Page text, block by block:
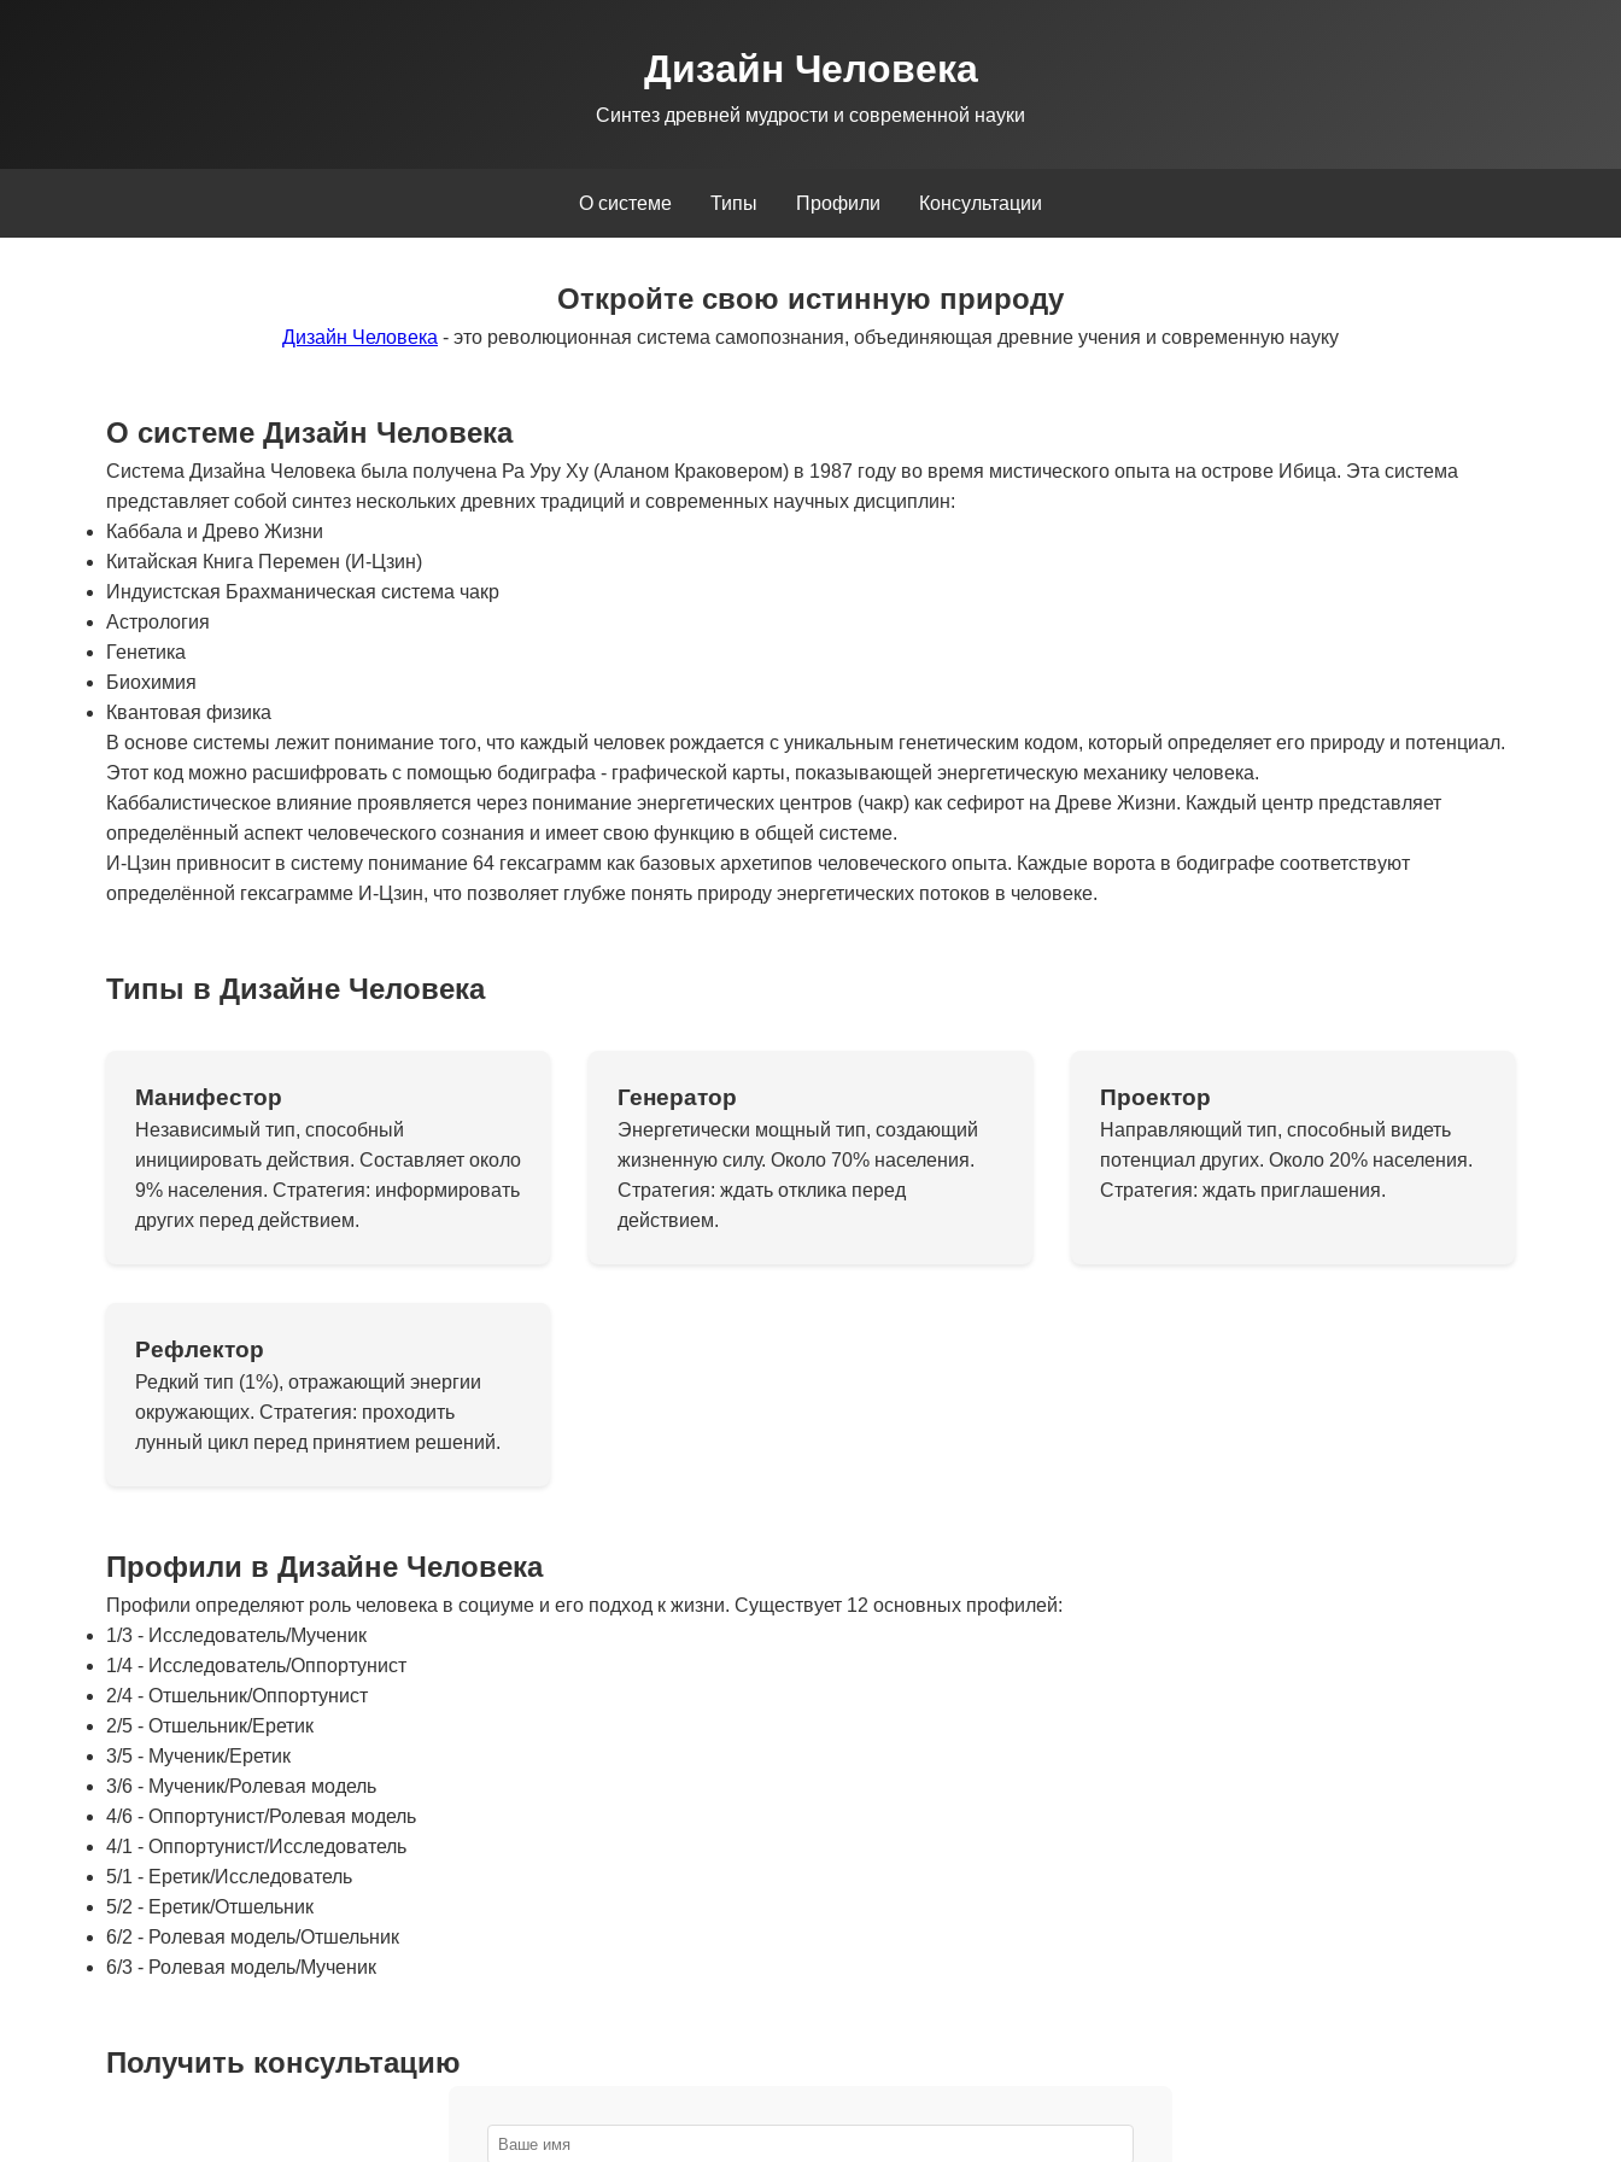
Дизайн Человека
Синтез древней мудрости и современной науки
О системе Типы Профили Консультации
Откройте свою истинную природу
Дизайн Человека - это революционная система самопознания, объединяющая древние учения и современную науку
О системе Дизайн Человека
Система Дизайна Человека была получена Ра Уру Ху (Аланом Краковером) в 1987 году во время мистического опыта на острове Ибица. Эта система
представляет собой синтез нескольких древних традиций и современных научных дисциплин:
Каббала и Древо Жизни
Китайская Книга Перемен (И-Цзин)
Индуистская Брахманическая система чакр
Астрология
Генетика
Биохимия
Квантовая физика
В основе системы лежит понимание того, что каждый человек рождается с уникальным генетическим кодом, который определяет его природу и потенциал.
Этот код можно расшифровать с помощью бодиграфа - графической карты, показывающей энергетическую механику человека.
Каббалистическое влияние проявляется через понимание энергетических центров (чакр) как сефирот на Древе Жизни. Каждый центр представляет
определённый аспект человеческого сознания и имеет свою функцию в общей системе.
И-Цзин привносит в систему понимание 64 гексаграмм как базовых архетипов человеческого опыта. Каждые ворота в бодиграфе соответствуют
определённой гексаграмме И-Цзин, что позволяет глубже понять природу энергетических потоков в человеке.
Типы в Дизайне Человека
Манифестор
Независимый тип, способный
инициировать действия. Составляет около
9% населения. Стратегия: информировать
других перед действием.
Генератор
Энергетически мощный тип, создающий
жизненную силу. Около 70% населения.
Стратегия: ждать отклика перед
действием.
Проектор
Направляющий тип, способный видеть
потенциал других. Около 20% населения.
Стратегия: ждать приглашения.
Рефлектор
Редкий тип (1%), отражающий энергии
окружающих. Стратегия: проходить
лунный цикл перед принятием решений.
Профили в Дизайне Человека
Профили определяют роль человека в социуме и его подход к жизни. Существует 12 основных профилей:
1/3 - Исследователь/Мученик
1/4 - Исследователь/Оппортунист
2/4 - Отшельник/Оппортунист
2/5 - Отшельник/Еретик
3/5 - Мученик/Еретик
3/6 - Мученик/Ролевая модель
4/6 - Оппортунист/Ролевая модель
4/1 - Оппортунист/Исследователь
5/1 - Еретик/Исследователь
5/2 - Еретик/Отшельник
6/2 - Ролевая модель/Отшельник
6/3 - Ролевая модель/Мученик
Получить консультацию